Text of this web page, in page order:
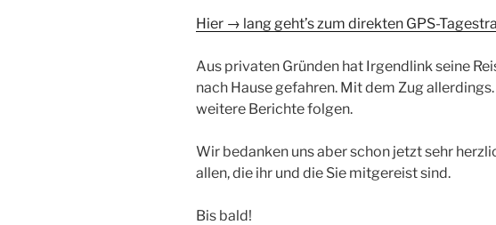
Hier → lang geht’s zum direkten GPS-
Aus privaten Gründen hat Irgendlink seine
nach Hause gefahren. Mit dem Zug
weitere Berichte folgen.
Wir bedanken uns aber schon jetzt sehr
allen, die ihr und die Sie mitgereist sind.
Bis bald!